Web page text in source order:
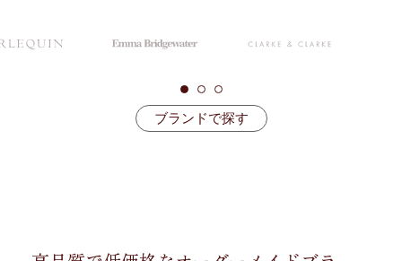
ブランドで探す